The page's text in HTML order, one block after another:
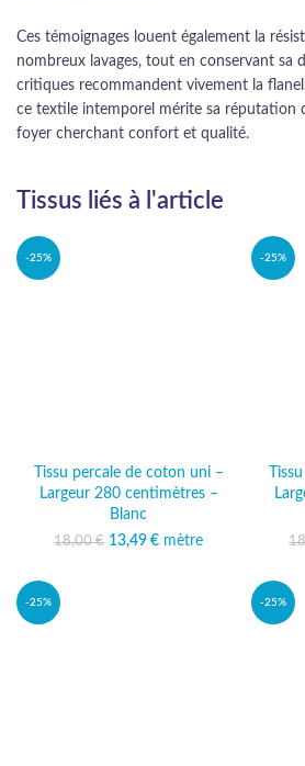
Ces témoignages louent également la
nombreux lavages, tout en conservant sa
critiques recommandent vivement la
ce textile intemporel mérite sa réputation
foyer cherchant confort et qualité.
Tissus liés à l'article
-25%
Tissu percale de coton uni –
Largeur 280 centimètres –
Blanc
18,00€ Le prix initial était :
13,49 €
Le prix
mètre
-25%
-25% -25%